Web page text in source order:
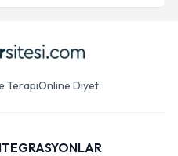
TerapiOnline Diyet